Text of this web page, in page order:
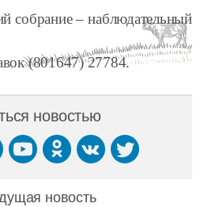
собрание – наблюдательный
(801647) 27784.
новостью
новость